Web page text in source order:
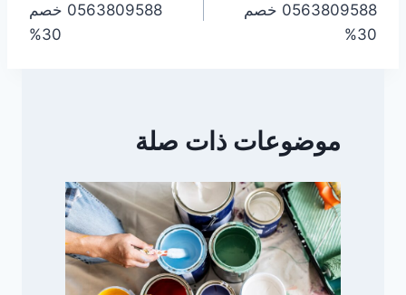
0563809588 خصم
30%
0563809588 خصم
30%
موضوعات ذات صلة